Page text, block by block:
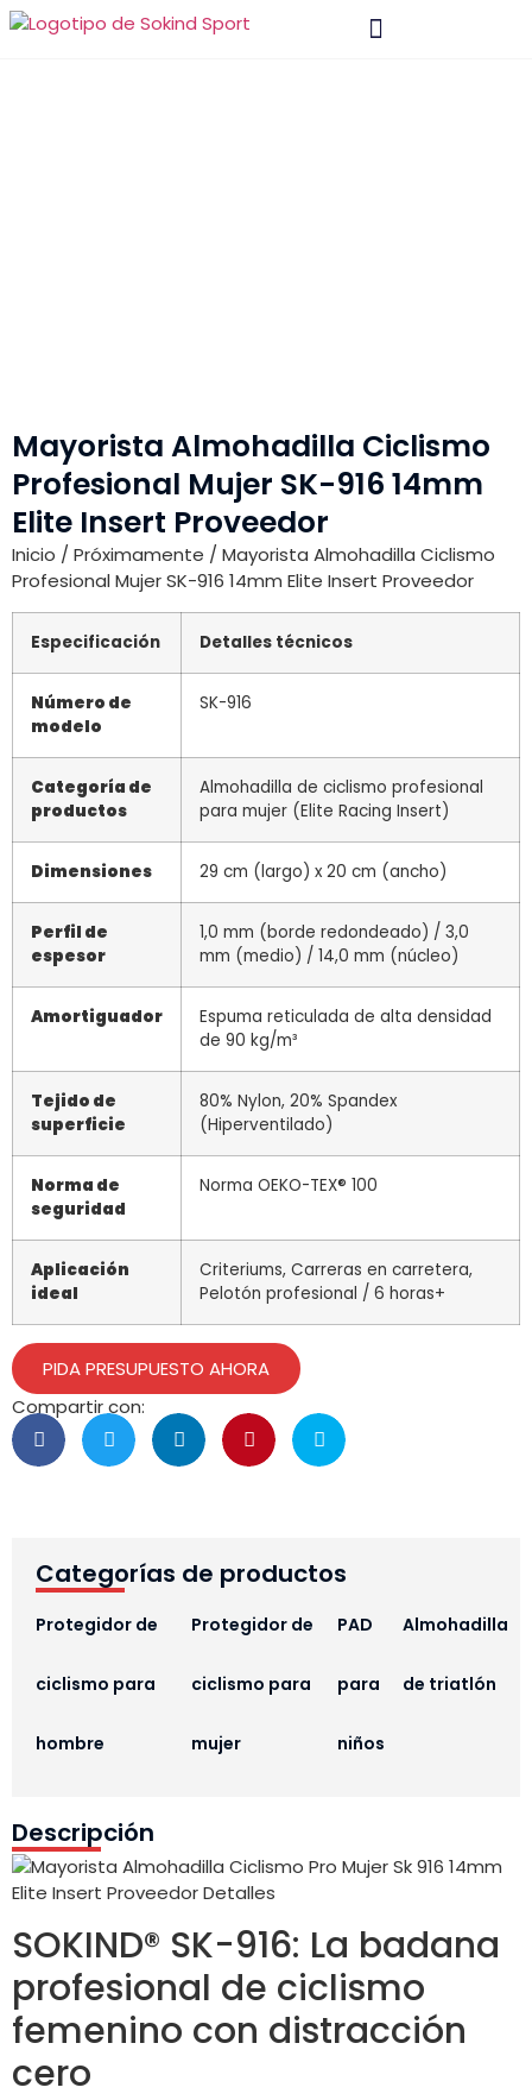
Mayorista Almohadilla Ciclismo
Profesional Mujer SK-916 14mm
Elite Insert Proveedor
Inicio / Próximamente / Mayorista Almohadilla Ciclismo
Profesional Mujer SK-916 14mm Elite Insert Proveedor
Especificación Detalles técnicos
Número de
modelo
SK-916
Categoría de
productos
Almohadilla de ciclismo profesional
para mujer (Elite Racing Insert)
Dimensiones 29 cm (largo) x 20 cm (ancho)
Perfil de
espesor
1,0 mm (borde redondeado) / 3,0
mm (medio) / 14,0 mm (núcleo)
Amortiguador
Espuma reticulada de alta densidad
de 90 kg/m³
Tejido de
superficie
80% Nylon, 20% Spandex
(Hiperventilado)
Norma de
seguridad
Norma OEKO-TEX® 100
Aplicación
ideal
Criteriums, Carreras en carretera,
Pelotón profesional / 6 horas+
PIDA PRESUPUESTO AHORA
Compartir con:
Categorías de productos
Protegidor de
ciclismo para
hombre
Protegidor de
ciclismo para
mujer
PAD
para
niños
Almohadilla
de triatlón
Descripción
SOKIND® SK-916: La badana
profesional de ciclismo
femenino con distracción
cero